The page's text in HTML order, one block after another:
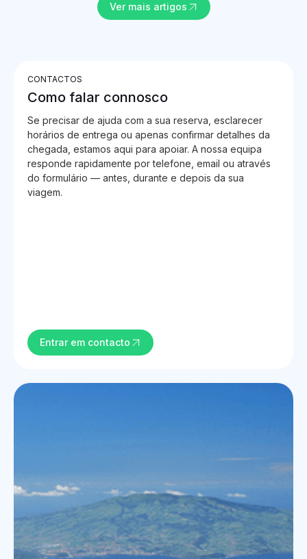
Ver mais artigos
CONTACTOS
Como falar connosco
Se precisar de ajuda com a sua reserva, esclarecer
horários de entrega ou apenas confirmar detalhes da
chegada, estamos aqui para apoiar. A nossa equipa
responde rapidamente por telefone, email ou através
do formulário — antes, durante e depois da sua
viagem.
Entrar em contacto